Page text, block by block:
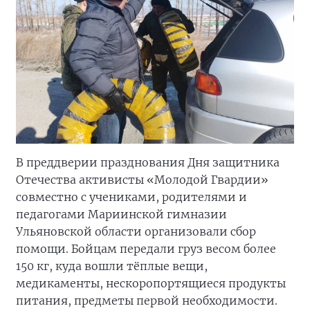
В преддверии празднования Дня защитника
Отечества активисты «Молодой Гвардии»
совместно с учениками, родителями и
педагогами Мариинской гимназии
Ульяновской области организовали сбор
помощи. Бойцам передали груз весом более
150 кг, куда вошли тёплые вещи,
медикаменты, нескоропортящиеся продукты
питания, предметы первой необходимости.